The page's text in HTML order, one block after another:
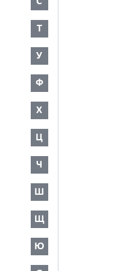
Т
У
Ф
Х
Ц
Ч
Ш
Щ
Ю